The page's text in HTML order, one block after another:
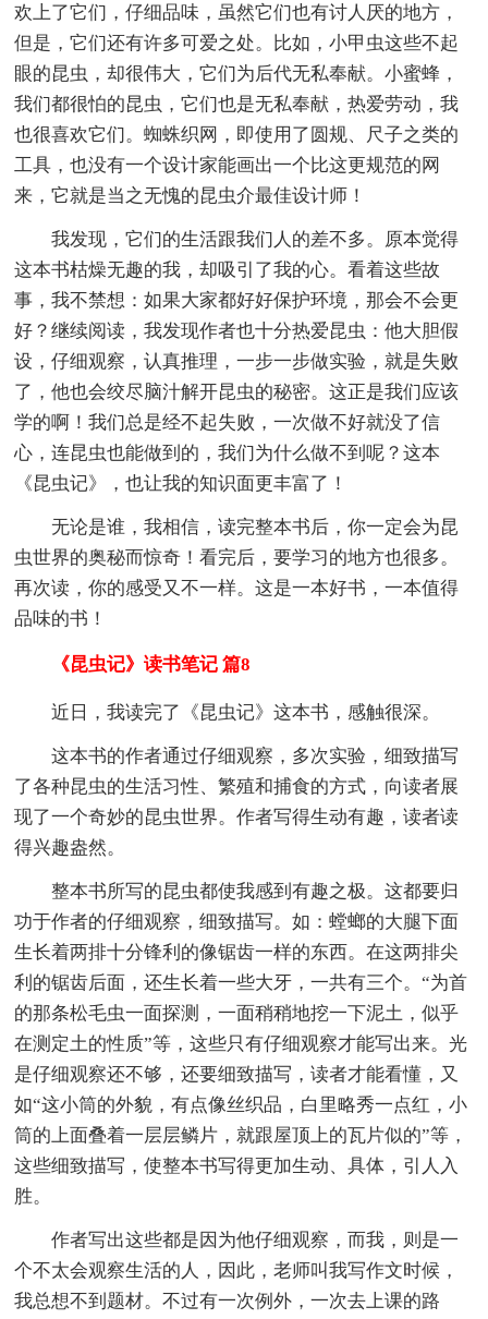
欢上了它们，仔细品味，虽然它们也有讨人厌的地方，
但是，它们还有许多可爱之处。比如，小甲虫这些不起
眼的昆虫，却很伟大，它们为后代无私奉献。小蜜蜂，
我们都很怕的昆虫，它们也是无私奉献，热爱劳动，我
也很喜欢它们。蜘蛛织网，即使用了圆规、尺子之类的
工具，也没有一个设计家能画出一个比这更规范的网
来，它就是当之无愧的昆虫介最佳设计师！
我发现，它们的生活跟我们人的差不多。原本觉得
这本书枯燥无趣的我，却吸引了我的心。看着这些故
事，我不禁想：如果大家都好好保护环境，那会不会更
好？继续阅读，我发现作者也十分热爱昆虫：他大胆假
设，仔细观察，认真推理，一步一步做实验，就是失败
了，他也会绞尽脑汁解开昆虫的秘密。这正是我们应该
学的啊！我们总是经不起失败，一次做不好就没了信
心，连昆虫也能做到的，我们为什么做不到呢？这本
《昆虫记》，也让我的知识面更丰富了！
无论是谁，我相信，读完整本书后，你一定会为昆
虫世界的奥秘而惊奇！看完后，要学习的地方也很多。
再次读，你的感受又不一样。这是一本好书，一本值得
品味的书！
《昆虫记》读书笔记 篇8
近日，我读完了《昆虫记》这本书，感触很深。
这本书的作者通过仔细观察，多次实验，细致描写
了各种昆虫的生活习性、繁殖和捕食的方式，向读者展
现了一个奇妙的昆虫世界。作者写得生动有趣，读者读
得兴趣盎然。
整本书所写的昆虫都使我感到有趣之极。这都要归
功于作者的仔细观察，细致描写。如：螳螂的大腿下面
生长着两排十分锋利的像锯齿一样的东西。在这两排尖
利的锯齿后面，还生长着一些大牙，一共有三个。“为首
的那条松毛虫一面探测，一面稍稍地挖一下泥土，似乎
在测定土的性质”等，这些只有仔细观察才能写出来。光
是仔细观察还不够，还要细致描写，读者才能看懂，又
如“这小筒的外貌，有点像丝织品，白里略秀一点红，小
筒的上面叠着一层层鳞片，就跟屋顶上的瓦片似的”等，
这些细致描写，使整本书写得更加生动、具体，引人入
胜。
作者写出这些都是因为他仔细观察，而我，则是一
个不太会观察生活的人，因此，老师叫我写作文时候，
我总想不到题材。不过有一次例外，一次去上课的路